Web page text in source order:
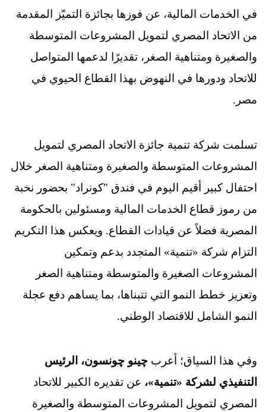
في الخدمات المالية، عن فوزها بجائزة التميّز المقدمة
من الاتحاد المصري لتمويل المشروعات المتوسطة
والصغيرة ومتناهية الصغر، تقديرًا لدعمها المتواصل
للاتحاد ودورها في النهوض بهذا القطاع الحيوي في
مصر.
تسلمت شركة تنمية جائزة الاتحاد المصري لتمويل
المشروعات المتوسطة والصغيرة ومتناهية الصغر خلال
احتفال كبير أقيم اليوم في فندق "كونراد" بحضور نخبة
من رموز قطاع الخدمات المالية ومسئولين بالحكومة
المصرية فضلاً عن قيادات القطاع. ويعكس هذا التكريم
التزام شركة «تنمية» المتجدد بدعم وتمكين
المشروعات الصغيرة والمتوسطة ومتناهية الصغر
وتعزيز خطط النمو التي تتبناها، بما يساهم دفع عجلة
النمو الشامل للاقتصاد الوطني.
وفي هذا السياق؛ أعرب چينو چونسون، الرئيس
التنفيذي لشركة «تنمية»، عن تقديره الكبير للاتحاد
المصري لتمويل المشروعات المتوسطة والصغيرة